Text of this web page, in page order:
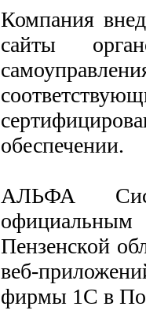
Компания
сайты
обеспечении.
АЛЬФА
Пензенской
веб-
фирмы 1С в